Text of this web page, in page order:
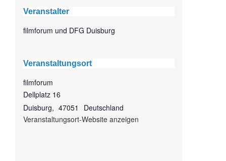
Veranstalter
filmforum und DFG Duisburg
Veranstaltungsort
filmforum
Dellplatz 16
Duisburg, 47051
Deutschland
Veranstaltungsort-Website anzeigen